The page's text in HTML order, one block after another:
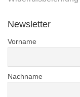
Newsletter
Vorname
Nachname